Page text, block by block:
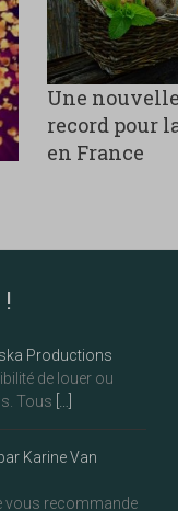
Une
record pour
en France
Productions
de louer ou
Tous
Karine Van
vous recommande